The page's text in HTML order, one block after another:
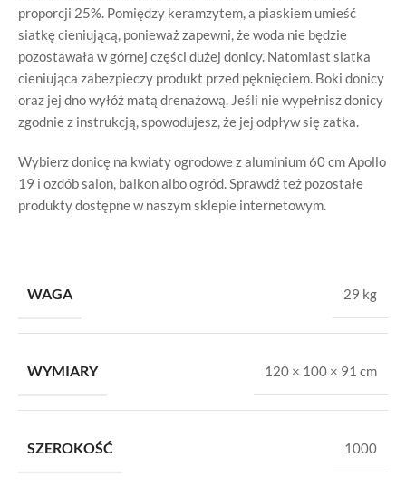
proporcji 25%. Pomiędzy keramzytem, a piaskiem umieść
siatkę cieniującą, ponieważ zapewni, że woda nie będzie
pozostawała w górnej części dużej donicy. Natomiast siatka
cieniująca zabezpieczy produkt przed pęknięciem. Boki donicy
oraz jej dno wyłóż matą drenażową. Jeśli nie wypełnisz donicy
zgodnie z instrukcją, spowodujesz, że jej odpływ się zatka.
Wybierz donicę na kwiaty ogrodowe z aluminium 60 cm Apollo
19 i ozdób salon, balkon albo ogród. Sprawdź też pozostałe
produkty dostępne w naszym sklepie internetowym.
WAGA 29 kg
WYMIARY 120 × 100 × 91 cm
SZEROKOŚĆ 1000